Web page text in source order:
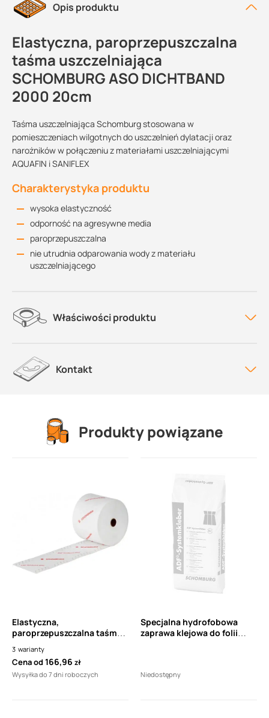
Opis produktu
Elastyczna, paroprzepuszczalna
taśma uszczelniająca
SCHOMBURG ASO DICHTBAND
2000 20cm
Taśma uszczelniająca Schomburg stosowana w
pomieszczeniach wilgotnych do uszczelnień dylatacji oraz
narożników w połączeniu z materiałami uszczelniającymi
AQUAFIN i SANIFLEX
Charakterystyka produktu
wysoka elastyczność
odporność na agresywne media
paroprzepuszczalna
nie utrudnia odparowania wody z materiału
uszczelniającego
Właściwości produktu
Kontakt
Produkty powiązane
Elastyczna,
paroprzepuszczalna taśma
ASO DICHTBAND 2000 12cm
3 warianty
Cena od166,96 zł
Wysyłka do 7 dni roboczych
Specjalna hydrofobowa
zaprawa klejowa do folii
Niedostępny